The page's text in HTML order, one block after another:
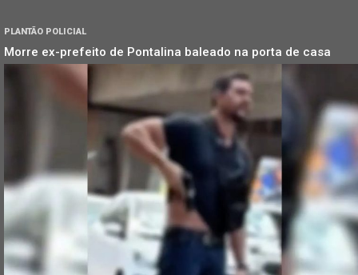
PLANTÃO POLICIAL
Morre ex-prefeito de Pontalina baleado na porta de casa